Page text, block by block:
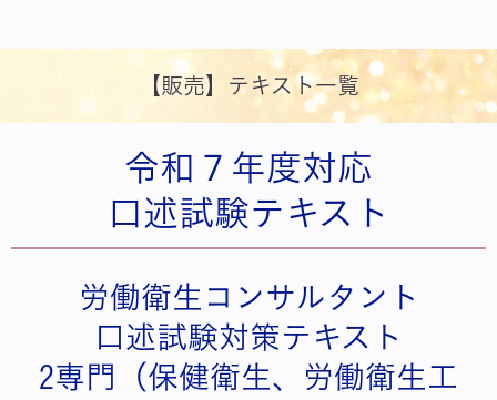
【販売】テキスト一覧
令和７年度対応
口述試験テキスト
労働衛生コンサルタント
口述試験対策テキスト
2専門（保健衛生、労働衛生工